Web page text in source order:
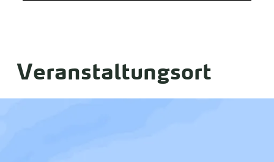
Veranstaltungsort